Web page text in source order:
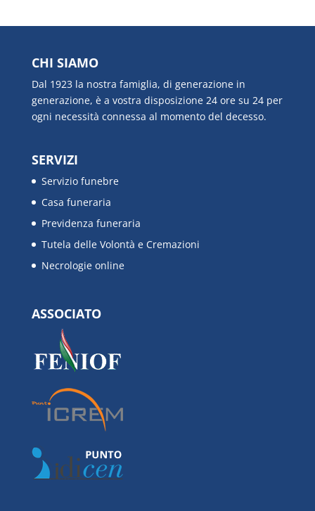
CHI SIAMO
Dal 1923 la nostra famiglia, di generazione in
generazione, è a vostra disposizione 24 ore su 24 per
ogni necessità connessa al momento del decesso.
SERVIZI
Servizio funebre
Casa funeraria
Previdenza funeraria
Tutela delle Volontà e Cremazioni
Necrologie online
ASSOCIATO